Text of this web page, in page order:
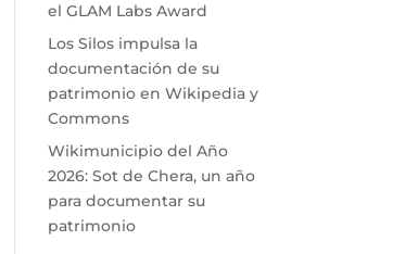
el GLAM Labs Award
Los Silos impulsa la
documentación de su
patrimonio en Wikipedia y
Commons
Wikimunicipio del Año
2026: Sot de Chera, un año
para documentar su
patrimonio